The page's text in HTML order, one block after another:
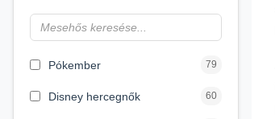
HotWheels 12
Pókember 79
Disney hercegnők 60